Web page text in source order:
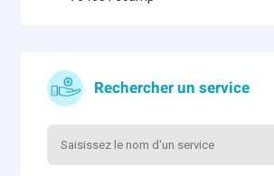
Rechercher un service